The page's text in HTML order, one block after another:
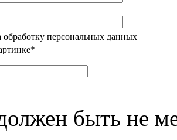
обработку персональных данных
*
быть не